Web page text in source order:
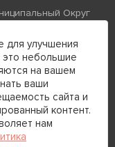
Округ
1237800058870
обработки
для улучшения
это небольшие
на вашем
ваши
сайта и
контент.
нам